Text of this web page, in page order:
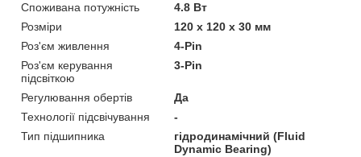
Споживана потужність
4.8 Вт
Розміри
120 х 120 х 30 мм
Роз'єм живлення
4-Pin
Роз'єм керування
підсвіткою
3-Pin
Регулювання обертів
Да
Технології підсвічування
-
Тип підшипника
гідродинамічний (Fluid
Dynamic Bearing)